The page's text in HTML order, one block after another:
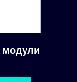
модули